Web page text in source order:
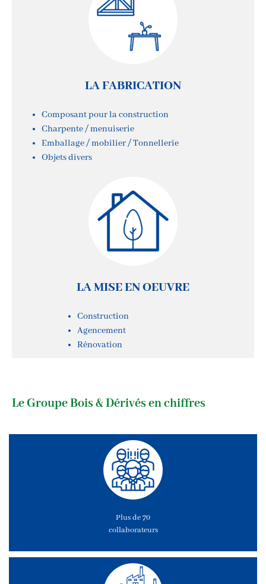
LA FABRICATION
Composant pour la construction
Charpente / menuiserie
Emballage / mobilier / Tonnellerie
Objets divers
LA MISE EN OEUVRE
Construction
Agencement
Rénovation
Le Groupe Bois & Dérivés en chiffres
Plus de 70
collaborateurs